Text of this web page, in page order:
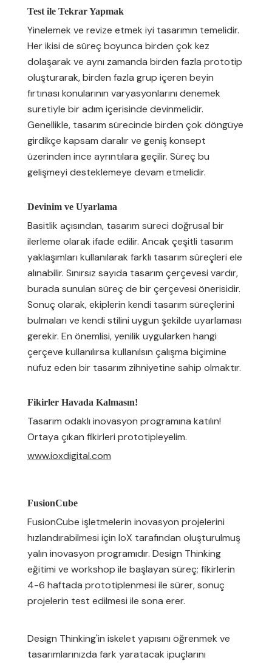
Test ile Tekrar Yapmak
Yinelemek ve revize etmek iyi tasarımın temelidir.
Her ikisi de süreç boyunca birden çok kez
dolaşarak ve aynı zamanda birden fazla prototip
oluşturarak, birden fazla grup içeren beyin
fırtınası konularının varyasyonlarını denemek
suretiyle bir adım içerisinde devinmelidir.
Genellikle, tasarım sürecinde birden çok döngüye
girdikçe kapsam daralır ve geniş konsept
üzerinden ince ayrıntılara geçilir. Süreç bu
gelişmeyi desteklemeye devam etmelidir.
Devinim ve Uyarlama
Basitlik açısından, tasarım süreci doğrusal bir
ilerleme olarak ifade edilir. Ancak çeşitli tasarım
yaklaşımları kullanılarak farklı tasarım süreçleri ele
alınabilir. Sınırsız sayıda tasarım çerçevesi vardır,
burada sunulan süreç de bir çerçevesi önerisidir.
Sonuç olarak, ekiplerin kendi tasarım süreçlerini
bulmaları ve kendi stilini uygun şekilde uyarlaması
gerekir. En önemlisi, yenilik uygularken hangi
çerçeve kullanılırsa kullanılsın çalışma biçimine
nüfuz eden bir tasarım zihniyetine sahip olmaktır.
Fikirler Havada Kalmasın!
Tasarım odaklı inovasyon programına katılın!
Ortaya çıkan fikirleri prototipleyelim.
www.ioxdigital.com
FusionCube
FusionCube işletmelerin inovasyon projelerini
hızlandırabilmesi için IoX tarafından oluşturulmuş
yalın inovasyon programıdır. Design Thinking
eğitimi ve workshop ile başlayan süreç; fikirlerin
4-6 haftada prototiplenmesi ile sürer, sonuç
projelerin test edilmesi ile sona erer.
Design Thinking'in iskelet yapısını öğrenmek ve
tasarımlarınızda fark yaratacak ipuçlarını